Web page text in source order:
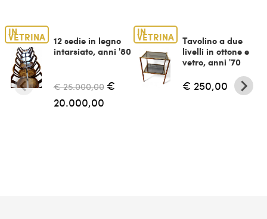
IN
VETRINA
12 sedie in legno
intarsiato, anni '80
€ 25.000,00 €
20.000,00
IN
VETRINA
Tavolino a due
livelli in ottone e
vetro, anni '70
€ 250,00